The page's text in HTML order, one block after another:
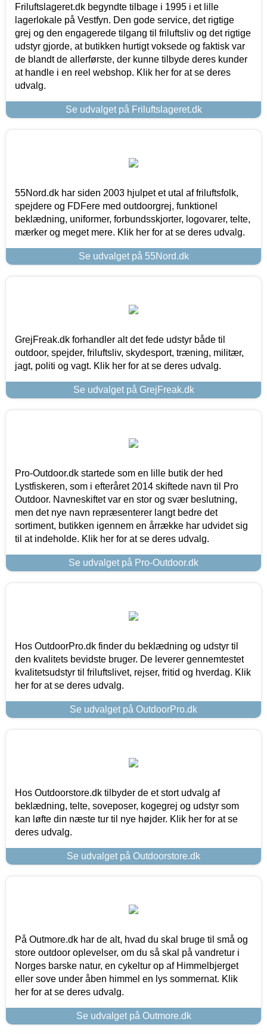
Friluftslageret.dk begyndte tilbage i 1995 i et lille
lagerlokale på Vestfyn. Den gode service, det rigtige
grej og den engagerede tilgang til friluftsliv og det rigtige
udstyr gjorde, at butikken hurtigt voksede og faktisk var
de blandt de allerførste, der kunne tilbyde deres kunder
at handle i en reel webshop. Klik her for at se deres
udvalg.
Se udvalget på Friluftslageret.dk
55Nord.dk har siden 2003 hjulpet et utal af friluftsfolk,
spejdere og FDFere med outdoorgrej, funktionel
beklædning, uniformer, forbundsskjorter, logovarer, telte,
mærker og meget mere. Klik her for at se deres udvalg.
Se udvalget på 55Nord.dk
GrejFreak.dk forhandler alt det fede udstyr både til
outdoor, spejder, friluftsliv, skydesport, træning, militær,
jagt, politi og vagt. Klik her for at se deres udvalg.
Se udvalget på GrejFreak.dk
Pro-Outdoor.dk startede som en lille butik der hed
Lystfiskeren, som i efteråret 2014 skiftede navn til Pro
Outdoor. Navneskiftet var en stor og svær beslutning,
men det nye navn repræsenterer langt bedre det
sortiment, butikken igennem en årrække har udvidet sig
til at indeholde. Klik her for at se deres udvalg.
Se udvalget på Pro-Outdoor.dk
Hos OutdoorPro.dk finder du beklædning og udstyr til
den kvalitets bevidste bruger. De leverer gennemtestet
kvalitetsudstyr til friluftslivet, rejser, fritid og hverdag. Klik
her for at se deres udvalg.
Se udvalget på OutdoorPro.dk
Hos Outdoorstore.dk tilbyder de et stort udvalg af
beklædning, telte, soveposer, kogegrej og udstyr som
kan løfte din næste tur til nye højder. Klik her for at se
deres udvalg.
Se udvalget på Outdoorstore.dk
På Outmore.dk har de alt, hvad du skal bruge til små og
store outdoor oplevelser, om du så skal på vandretur i
Norges barske natur, en cykeltur op af Himmelbjerget
eller sove under åben himmel en lys sommernat. Klik
her for at se deres udvalg.
Se udvalget på Outmore.dk